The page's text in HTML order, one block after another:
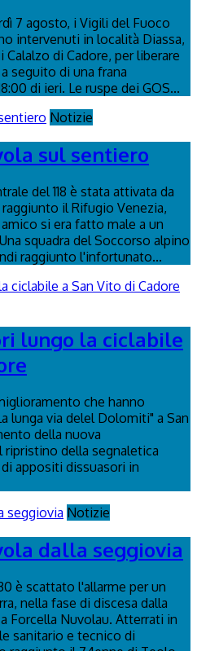
7 agosto, i Vigili del Fuoco
intervenuti in località Diassa,
di Cadore, per liberare
seguito di una frana
di ieri. Le ruspe dei GOS...
Notizie
sul sentiero
del 118 è stata attivata da
il Rifugio Venezia,
si era fatto male a un
squadra del Soccorso alpino
raggiunto l'infortunato...
lungo la ciclabile
che hanno
lunga via delel Dolomiti" a San
della nuova
della segnaletica
appositi dissuasori in
Notizie
dalla seggiovia
è scattato l'allarme per un
nella fase di discesa dalla
Forcella Nuvolau. Atterrati in
sanitario e tecnico di